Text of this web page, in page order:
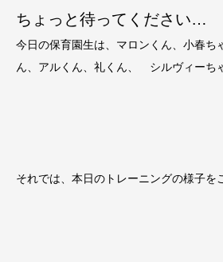
ちょっと待ってください…
今日の保育園生は、マロンくん、小春ち
ん、アルくん、礼くん、 シルヴィーち
それでは、本日のトレーニングの様子を